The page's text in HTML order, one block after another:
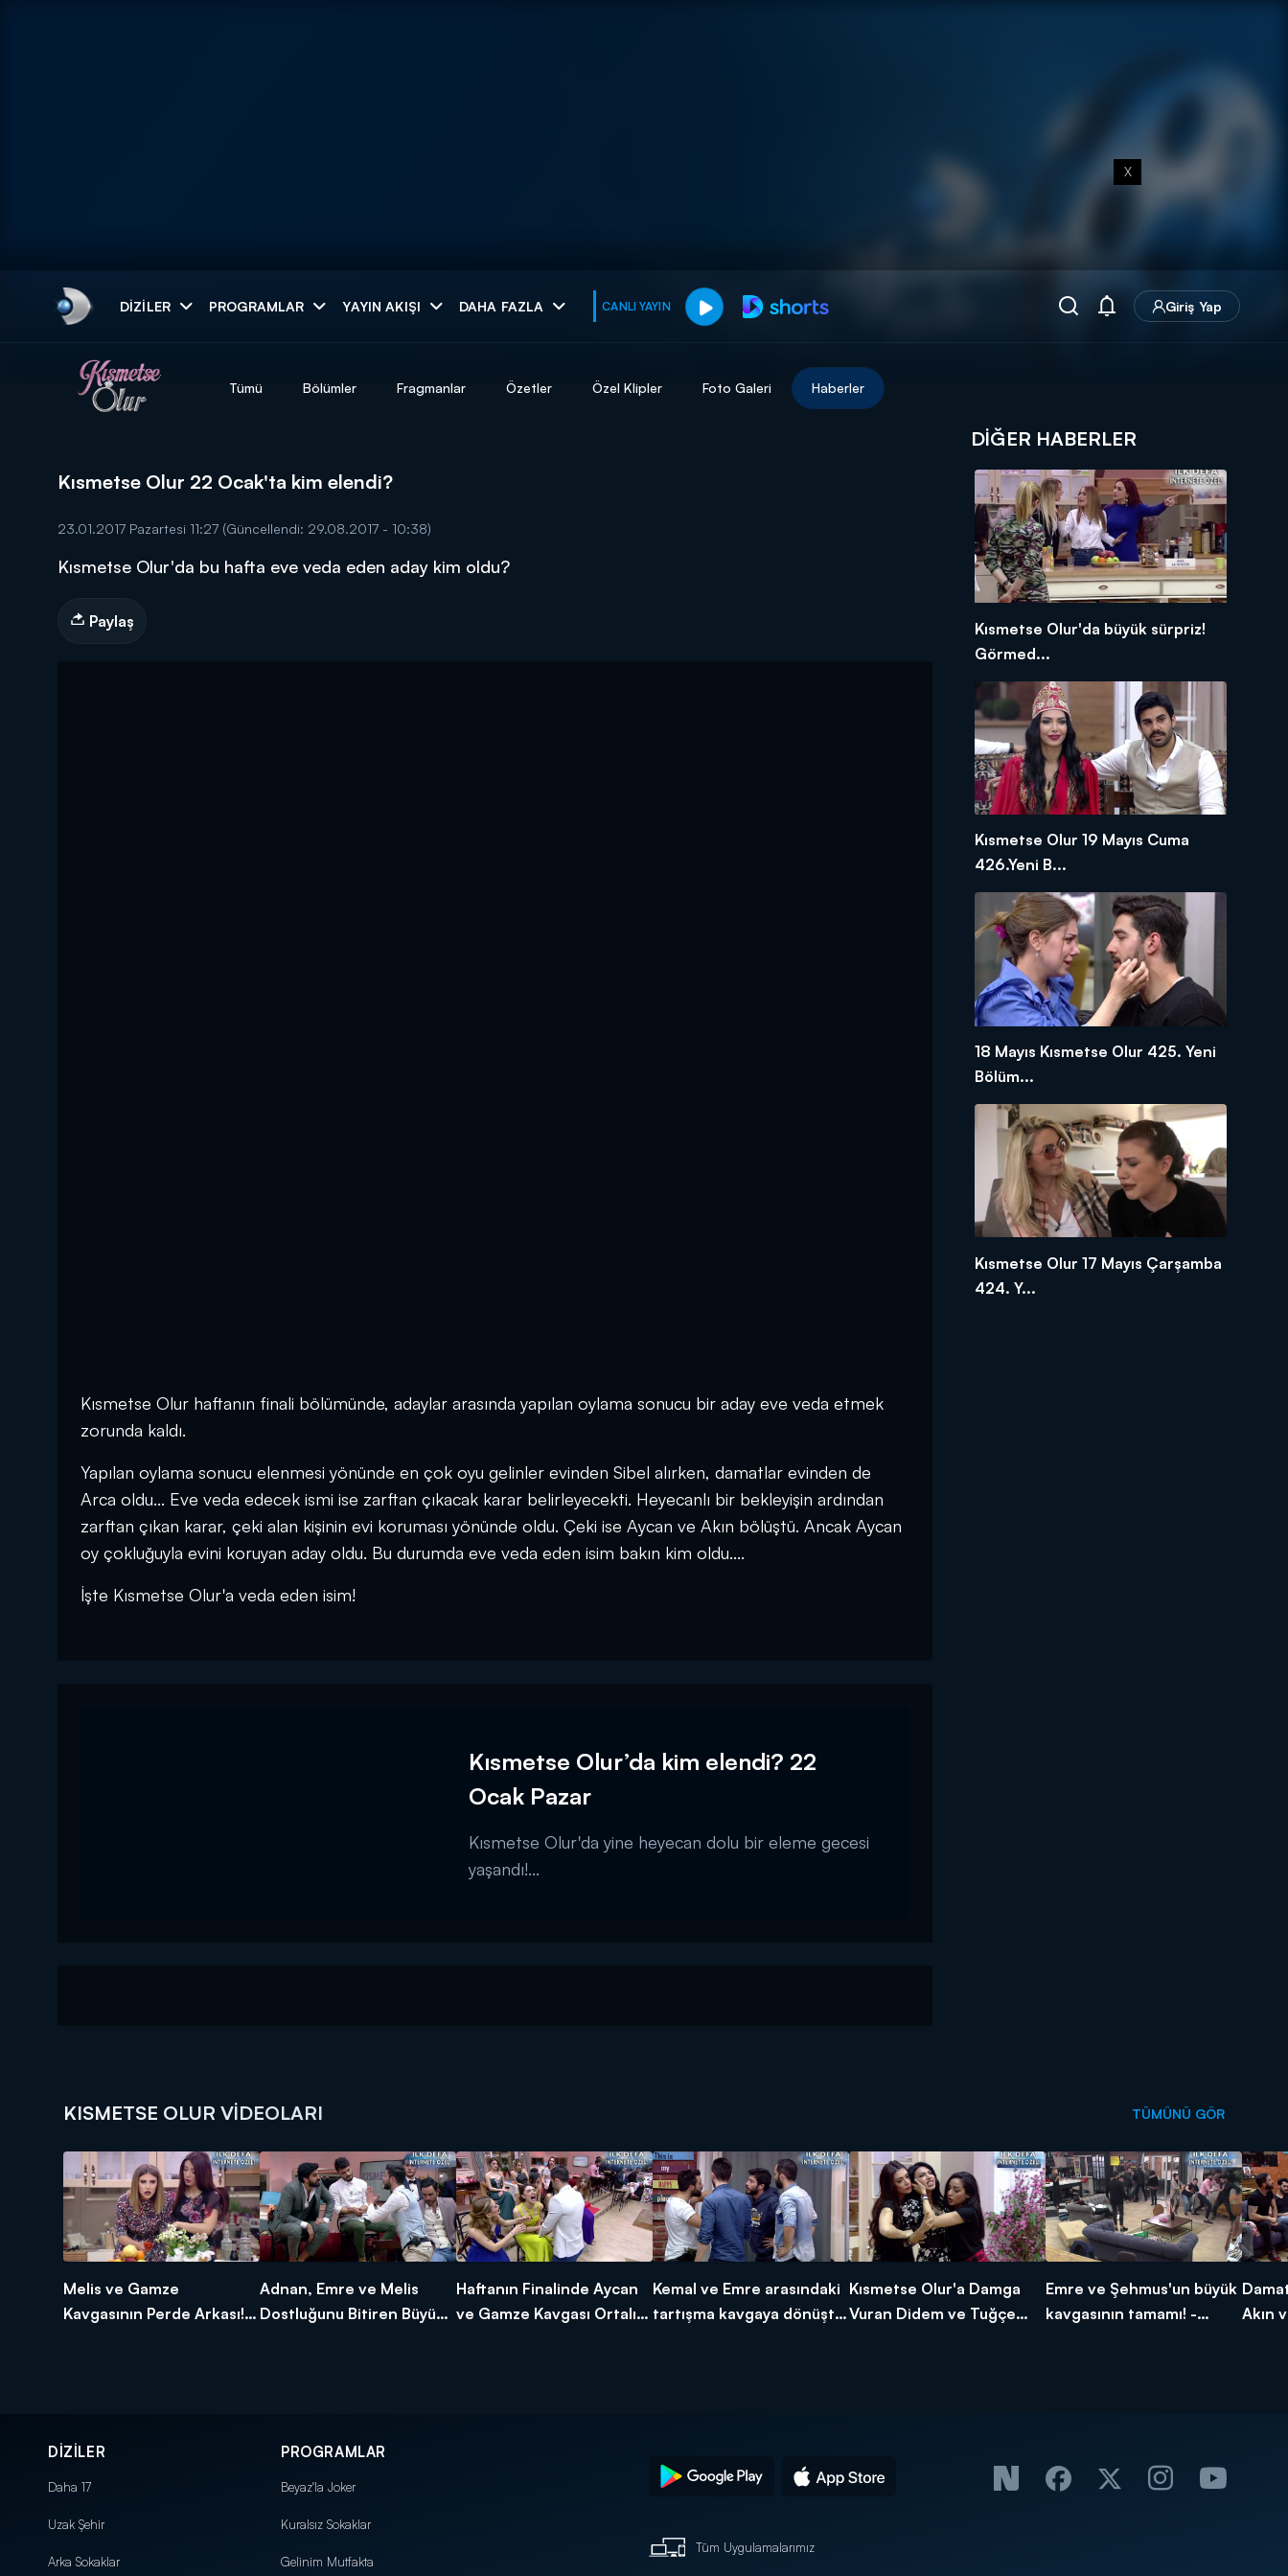
X
DIZILER PROGRAMLAR YAYIN AKIŞI DAHA FAZLA CANLI YAYIN Giriş Yap
muhteşem ikili
DİĞER SONUÇLAR
Tümü Bölümler Fragmanlar Özetler Özel Klipler Foto Galeri Haberler
Kısmetse Olur 22 Ocak'ta kim elendi?
23.01.2017 Pazartesi 11:27 (Güncellendi: 29.08.2017 - 10:38)
Kısmetse Olur'da bu hafta eve veda eden aday kim oldu?
Paylaş
Kısmetse Olur haftanın finali bölümünde, adaylar arasında yapılan oylama sonucu bir aday eve veda etmek
zorunda kaldı.
Yapılan oylama sonucu elenmesi yönünde en çok oyu gelinler evinden Sibel alırken, damatlar evinden de
Arca oldu... Eve veda edecek ismi ise zarftan çıkacak karar belirleyecekti. Heyecanlı bir bekleyişin ardından
zarftan çıkan karar, çeki alan kişinin evi koruması yönünde oldu. Çeki ise Aycan ve Akın bölüştü. Ancak Aycan
oy çokluğuyla evini koruyan aday oldu. Bu durumda eve veda eden isim bakın kim oldu....
İşte Kısmetse Olur'a veda eden isim!
Kısmetse Olur’da kim elendi? 22
Ocak Pazar
Kısmetse Olur'da yine heyecan dolu bir eleme gecesi
yaşandı!...
DIĞER HABERLER
Kısmetse Olur'da büyük sürpriz!
Görmed...
Kısmetse Olur 19 Mayıs Cuma
426.Yeni B...
18 Mayıs Kısmetse Olur 425. Yeni
Bölüm...
Kısmetse Olur 17 Mayıs Çarşamba
424. Y...
KISMETSE OLUR VIDEOLARI TÜMÜNÜ GÖR
Melis ve Gamze
Kavgasının Perde Arkası! -
Adnan, Emre ve Melis
Dostluğunu Bitiren Büyük
Haftanın Finalinde Aycan
ve Gamze Kavgası Ortalığı
Kemal ve Emre arasındaki
tartışma kavgaya dönüştü!
Kısmetse Olur'a Damga
Vuran Didem ve Tuğçe
Emre ve Şehmus'un büyük
kavgasının tamamı! -
Akın
DİZİLER
Daha 17
Uzak Şehir
Arka Sokaklar
PROGRAMLAR
Beyaz'la Joker
Kuralsız Sokaklar
Gelinim Mutfakta
Tüm Uygulamalarımız